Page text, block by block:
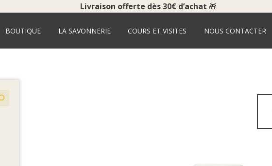
Livraison offerte dès 30€ d’achat 🎁
BOUTIQUE LA SAVONNERIE COURS ET VISITES NOUS CONTACTER
ACCUEIL
BOUTIQUE
LA SAVONNERIE